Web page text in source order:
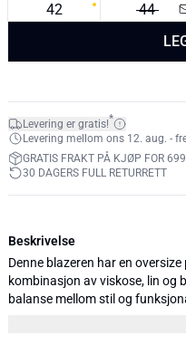
42
44
Levering er gratis!*
Levering mellom ons 12. aug. -
GRATIS FRAKT PÅ KJØP FOR
30 DAGERS FULL RETURRETT
Beskrivelse
Denne blazeren har en
kombinasjon av viskose, lin og
balanse mellom stil og